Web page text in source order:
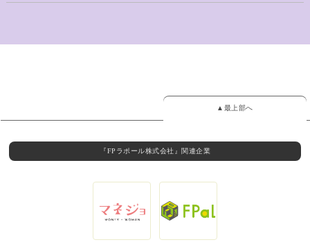
▲最上部へ
『FPラポール株式会社』関連企業